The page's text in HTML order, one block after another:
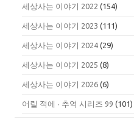
세상사는 이야기 2022 (154)
세상사는 이야기 2023 (111)
세상사는 이야기 2024 (29)
세상사는 이야기 2025 (8)
세상사는 이야기 2026 (6)
어릴 적에 ∙ 추억 시리즈 99 (101)